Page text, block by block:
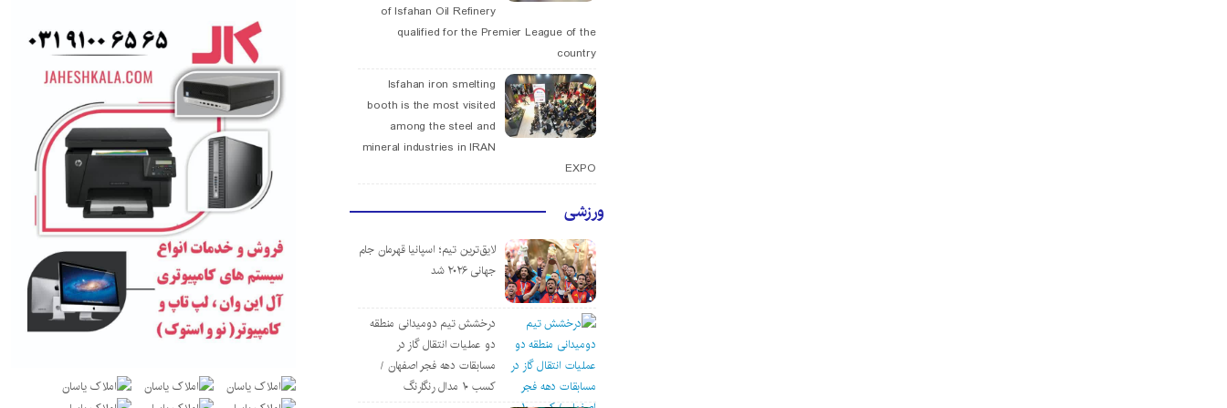
of Isfahan Oil Refinery
qualified for the Premier League of the
country
Isfahan iron smelting
booth is the most visited
among the steel and
mineral industries in IRAN
EXPO
ورزشی
لایق‌ترین تیم؛ اسپانیا قهرمان جام
جهانی ۲۰۲۶ شد
درخشش تیم دومیدانی منطقه
دو عملیات انتقال گاز در
مسابقات دهه فجر اصفهان /
کسب ۱۰ مدال رنگارنگ